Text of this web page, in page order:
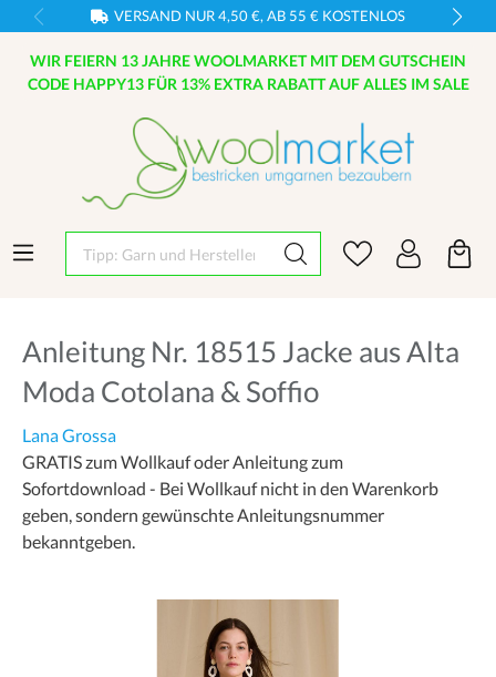
VERSAND NUR 4,50 €, AB 55 € KOSTENLOS
WIR FEIERN 13 JAHRE WOOLMARKET MIT DEM GUTSCHEIN
CODE HAPPY13 FÜR 13% EXTRA RABATT AUF ALLES IM SALE
Tipp: Garn und Hersteller eingeben
Anleitung Nr. 18515 Jacke aus Alta
Moda Cotolana & Soffio
Lana Grossa
GRATIS zum Wollkauf oder Anleitung zum
Sofortdownload - Bei Wollkauf nicht in den Warenkorb
geben, sondern gewünschte Anleitungsnummer
bekanntgeben.